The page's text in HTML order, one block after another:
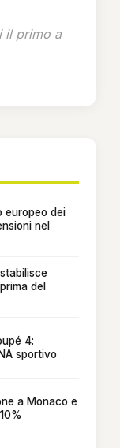
il primo a
europeo dei
nel
del
4:
sportivo
a Monaco e